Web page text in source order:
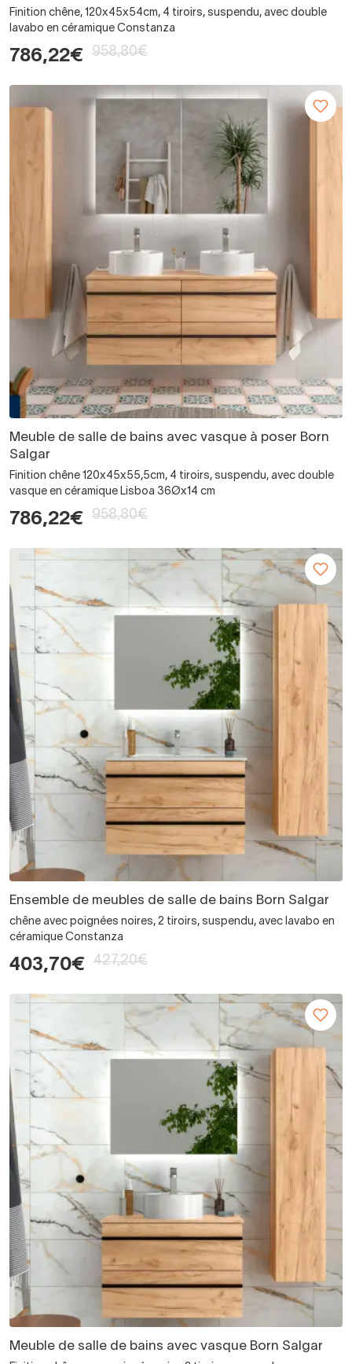
Finition chêne, 120x45x54cm, 4 tiroirs, suspendu, avec double
lavabo en céramique Constanza
786,22€ 958,80€
Meuble de salle de bains avec vasque à poser Born
Salgar
Finition chêne 120x45x55,5cm, 4 tiroirs, suspendu, avec double
vasque en céramique Lisboa 36Øx14 cm
786,22€ 958,80€
Ensemble de meubles de salle de bains Born Salgar
chêne avec poignées noires, 2 tiroirs, suspendu, avec lavabo en
céramique Constanza
403,70€ 427,20€
Meuble de salle de bains avec vasque Born Salgar